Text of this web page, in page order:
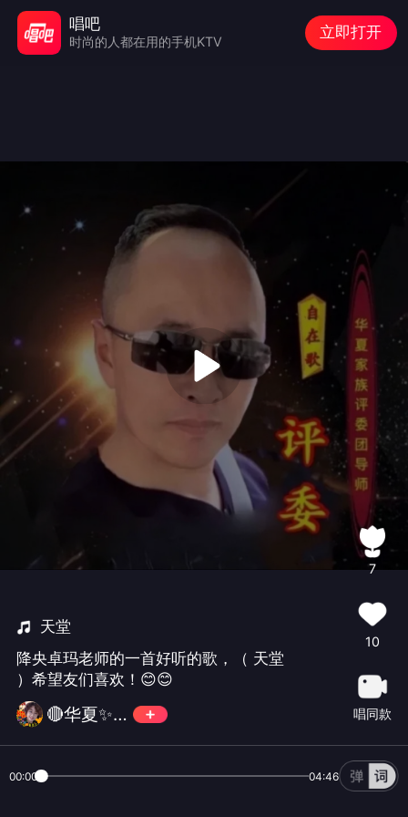
天堂
降央卓玛老师的一首好听的歌，（ 天堂
）希望友们喜欢！😊😊
🔴华夏✨玛丽💎⁵⁶⁵¹⁰¹
7
10
唱同款
00:00 04:46
唱吧
时尚的人都在用的手机KTV
立即打开